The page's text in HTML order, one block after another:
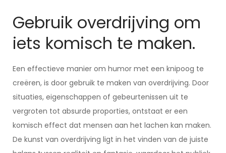
Gebruik overdrijving om
iets komisch te maken.
Een effectieve manier om humor met een knipoog te
creëren, is door gebruik te maken van overdrijving. Door
situaties, eigenschappen of gebeurtenissen uit te
vergroten tot absurde proporties, ontstaat er een
komisch effect dat mensen aan het lachen kan maken.
De kunst van overdrijving ligt in het vinden van de juiste